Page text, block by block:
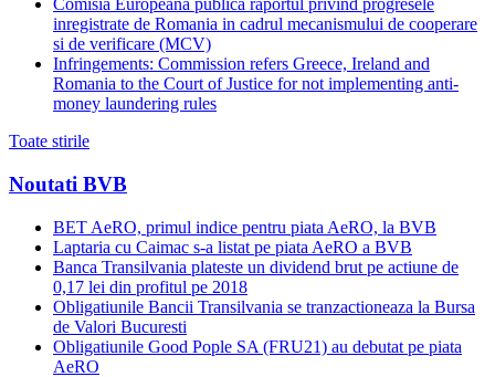
Comisia Europeana publica raportul privind progresele
inregistrate de Romania in cadrul mecanismului de cooperare
si de verificare (MCV)
Infringements: Commission refers Greece, Ireland and
Romania to the Court of Justice for not implementing anti-
money laundering rules
Toate stirile
Noutati BVB
BET AeRO, primul indice pentru piata AeRO, la BVB
Laptaria cu Caimac s-a listat pe piata AeRO a BVB
Banca Transilvania plateste un dividend brut pe actiune de
0,17 lei din profitul pe 2018
Obligatiunile Bancii Transilvania se tranzactioneaza la Bursa
de Valori Bucuresti
Obligatiunile Good Pople SA (FRU21) au debutat pe piata
AeRO